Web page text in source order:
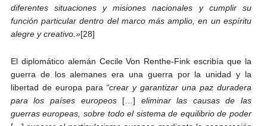
diferentes situaciones y misiones nacionales y cumplir su
función particular dentro del marco más amplio, en un espíritu
alegre y creativo.»[28]
El diplomático alemán Cecile Von Renthe-Fink escribía que la
guerra de los alemanes era una guerra por la unidad y la
libertad de europa para “crear y garantizar una paz duradera
para los países europeos[…] eliminar las causas de las
guerras europeas, sobre todo el sistema de equilibrio de poder